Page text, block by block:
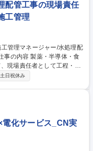
配管工事の現場責任
工管理
現場責任者として工程・品
全体を管理・統括いただき
管理書類の作成、現場課題
の強化や若手育成にも携わ
土日祝休み
電化サービス_CN実